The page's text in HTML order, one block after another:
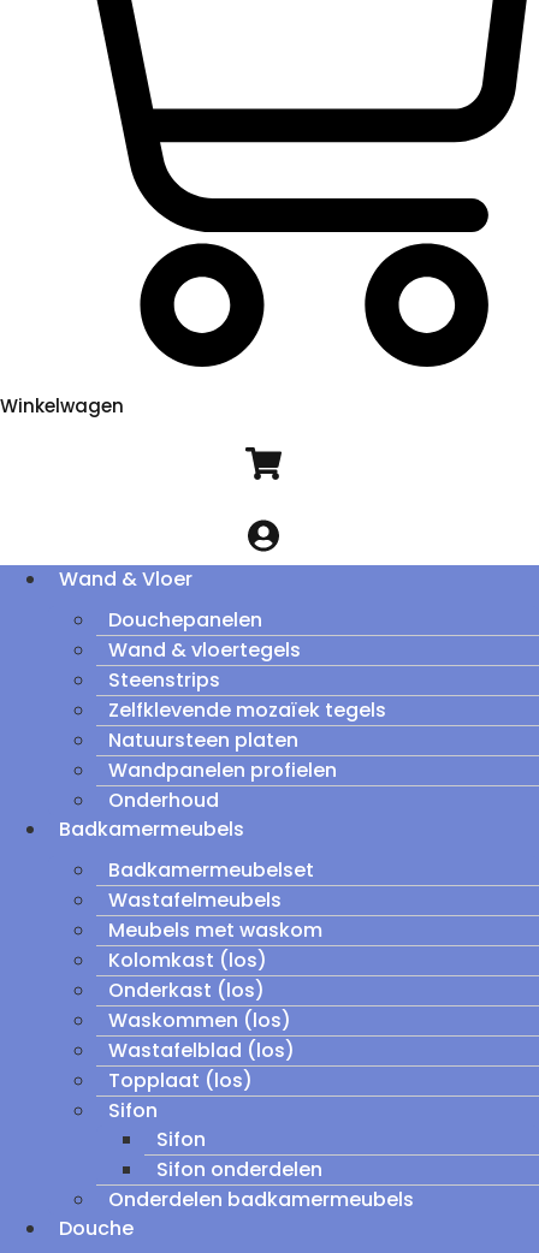
Winkelwagen
Wand & Vloer
Douchepanelen
Wand & vloertegels
Steenstrips
Zelfklevende mozaïek tegels
Natuursteen platen
Wandpanelen profielen
Onderhoud
Badkamermeubels
Badkamermeubelset
Wastafelmeubels
Meubels met waskom
Kolomkast (los)
Onderkast (los)
Waskommen (los)
Wastafelblad (los)
Topplaat (los)
Sifon
Sifon
Sifon onderdelen
Onderdelen badkamermeubels
Douche